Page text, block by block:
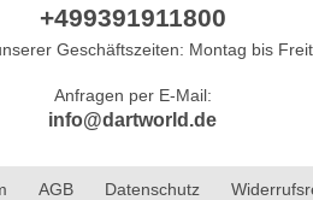
+499391911800
Geschäftszeiten: Montag bis
Anfragen per E-Mail:
info@dartworld.de
AGB Datenschutz